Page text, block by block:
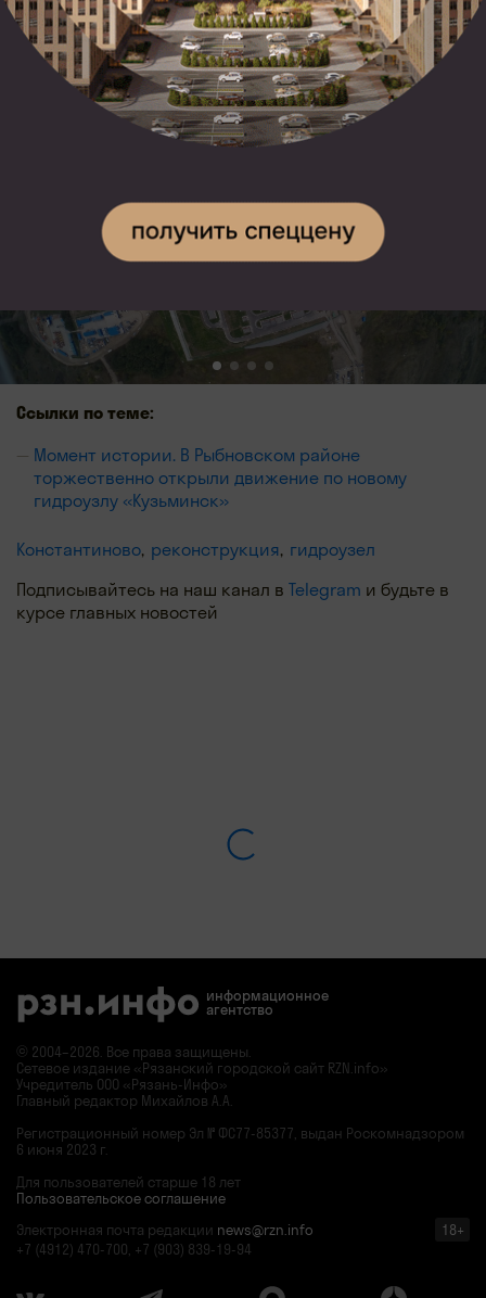
судов вверх и вниз по Оке.
Фото Федерального агентства морского и речного
транспорта
Ссылки по теме:
Момент истории. В Рыбновском районе
торжественно открыли движение по новому
гидроузлу «Кузьминск»
Константиново реконструкция гидроузел
Подписывайтесь на наш канал в Telegram и будьте в
курсе главных новостей
информационное
агентство
© 2004–2026. Все права защищены.
Сетевое издание «Рязанский городской сайт RZN.info»
Учредитель ООО «Рязань-Инфо»
Главный редактор Михайлов А.А.
Регистрационный номер Эл № ФС77-85377, выдан Роскомнадзором
6 июня 2023 г.
Для пользователей старше 18 лет
Пользовательское соглашение
Электронная почта редакции news@rzn.info
18+
+7 (4912) 470-700, +7 (903) 839-19-94